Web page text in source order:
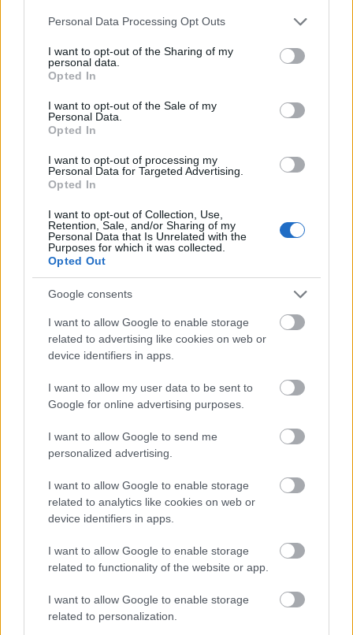
Please note that this website/app uses one or more Google
not limited to your visit or usage behaviour. You may click to
grant or deny consent to Google and its third-party tags to
use your data for below specified purposes in below Google
consent section.
Personal Data Processing Opt Outs
I want to opt-out of the Sharing of my
personal data.
Opted In
I want to opt-out of the Sale of my
Personal Data.
Opted In
I want to opt-out of processing my
Personal Data for Targeted Advertising.
Opted In
I want to opt-out of Collection, Use,
Retention, Sale, and/or Sharing of my
Personal Data that Is Unrelated with the
Purposes for which it was collected.
Opted Out
Google consents
I want to allow Google to enable storage
related to advertising like cookies on web or
device identifiers in apps.
I want to allow my user data to be sent to
Google for online advertising purposes.
I want to allow Google to send me
personalized advertising.
I want to allow Google to enable storage
related to analytics like cookies on web or
device identifiers in apps.
I want to allow Google to enable storage
related to functionality of the website or app.
I want to allow Google to enable storage
related to personalization.
Nagy igazolás - Sokszoros bajnok érkezik a
Fehérvárhoz
Aktuális
Miért kulcsfontosságú a korszerű légtechnika az
HÍRLEVÉL